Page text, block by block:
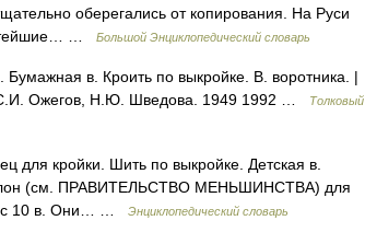
оберегались от копирования. На Руси
…
Большой Энциклопедический словарь
в. Кроить по выкройке. В. воротника. |
С.И. Ожегов, Н.Ю. Шведова. 1949 1992 …
Толковый
для кройки. Шить по выкройке. Детская в.
(см. ПРАВИТЕЛЬСТВО МЕНЬШИНСТВА) для
с 10 в. Они… …
Энциклопедический словарь